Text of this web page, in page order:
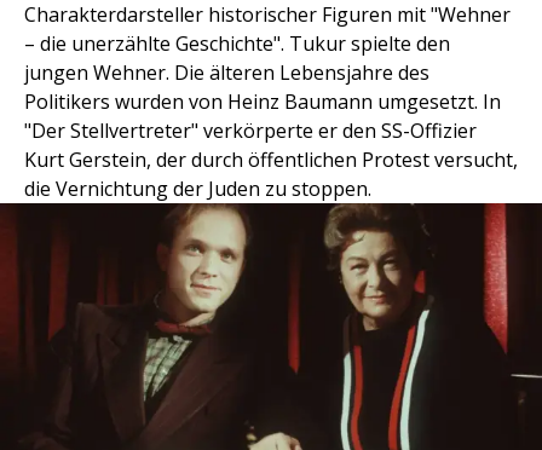
Charakterdarsteller historischer Figuren mit "Wehner
– die unerzählte Geschichte". Tukur spielte den
jungen Wehner. Die älteren Lebensjahre des
Politikers wurden von Heinz Baumann umgesetzt. In
"Der Stellvertreter" verkörperte er den SS-Offizier
Kurt Gerstein, der durch öffentlichen Protest versucht,
die Vernichtung der Juden zu stoppen.